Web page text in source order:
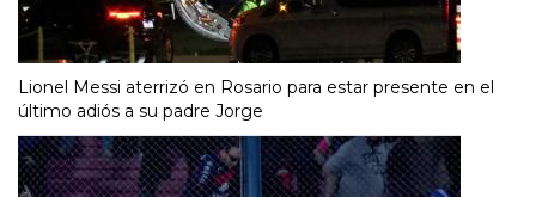
Lionel Messi aterrizó en Rosario para estar presente en el
último adiós a su padre Jorge